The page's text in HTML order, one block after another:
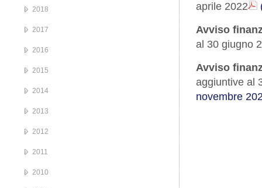
aprile 2022
Avviso
al 30 giugno
Avviso
aggiuntive al
novembre
2018
2017
2016
2015
2014
2013
2012
2011
2010